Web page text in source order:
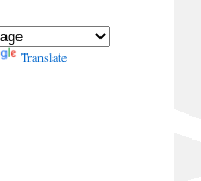
Translate